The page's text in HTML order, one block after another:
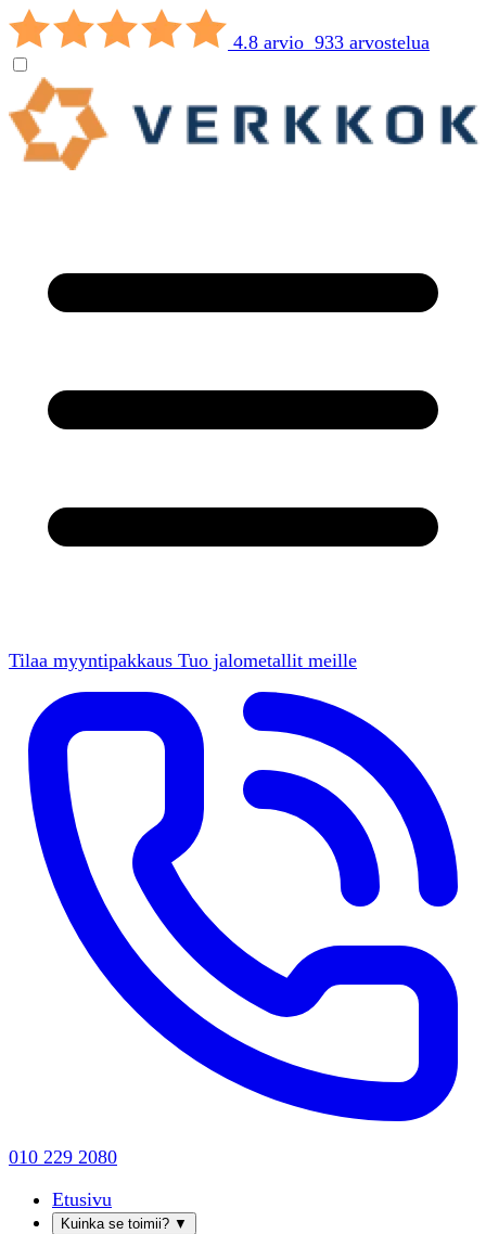
4.8 arvio 933 arvostelua
Tilaa myyntipakkaus Tuo jalometallit meille
010 229 2080
Etusivu
Kuinka se toimii? ▼